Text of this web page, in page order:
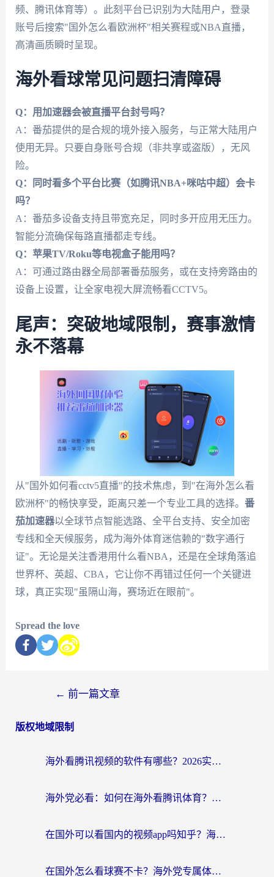
频、腾讯体育等）。此刻平台已识别为大陆用户，登录
账号后搜索"国外怎么看欧洲杯"相关赛程或NBA直播，
高清画质瞬时呈现。
海外看球常见问题扫清障碍
Q：用加速器会被直播平台封号吗？
A：番茄提供的是合规的境外接入服务，与正常大陆用户
使用无异。只要自身账号合规（非共享或盗版），无风
险。
Q：同时看多个平台比赛（如腾讯NBA+咪咕中超）会卡
吗？
A：番茄多设备支持且带宽充足，同时多开应用无压力。
智能分流确保每路直播都走专线。
Q：苹果TV/Roku等电视盒子能用吗？
A：可通过路由器全局部署番茄服务，或在支持旁路由的
设备上设置，让全家电视大屏流畅看CCTV5。
尾声：突破地域限制，赛事激情
永不落幕
从"国外如何看cctv5直播"的技术焦虑，到"在海外怎么看
欧洲杯"的畅快享受，距离只差一个专业工具的选择。 番
茄加速器以全球节点智能选路、全平台支持、安全加密
专线和全天候服务，成为海外体育迷信赖的"数字通行
证"。无论是关注香港用什么看NBA，还是在全球角落追
世界杯、英超、CBA，它让你不再错过任何一个关键进
球，真正实现"虽隔山海，赛场近在眼前"。
Spread the love
← 前一篇文章
版权地域限制
海外看腾讯视频的软件有哪些？2026实测有效，留学生都在用的回国加速器指南
海外党必看：如何在海外看腾讯体育？解决赛事直播地区限制的终极指南
在国外可以看国内的视频app吗知乎？海外党亲测有效的追剧加速方案
在国外怎么看球赛不卡？海外党专属体育直播自由指南